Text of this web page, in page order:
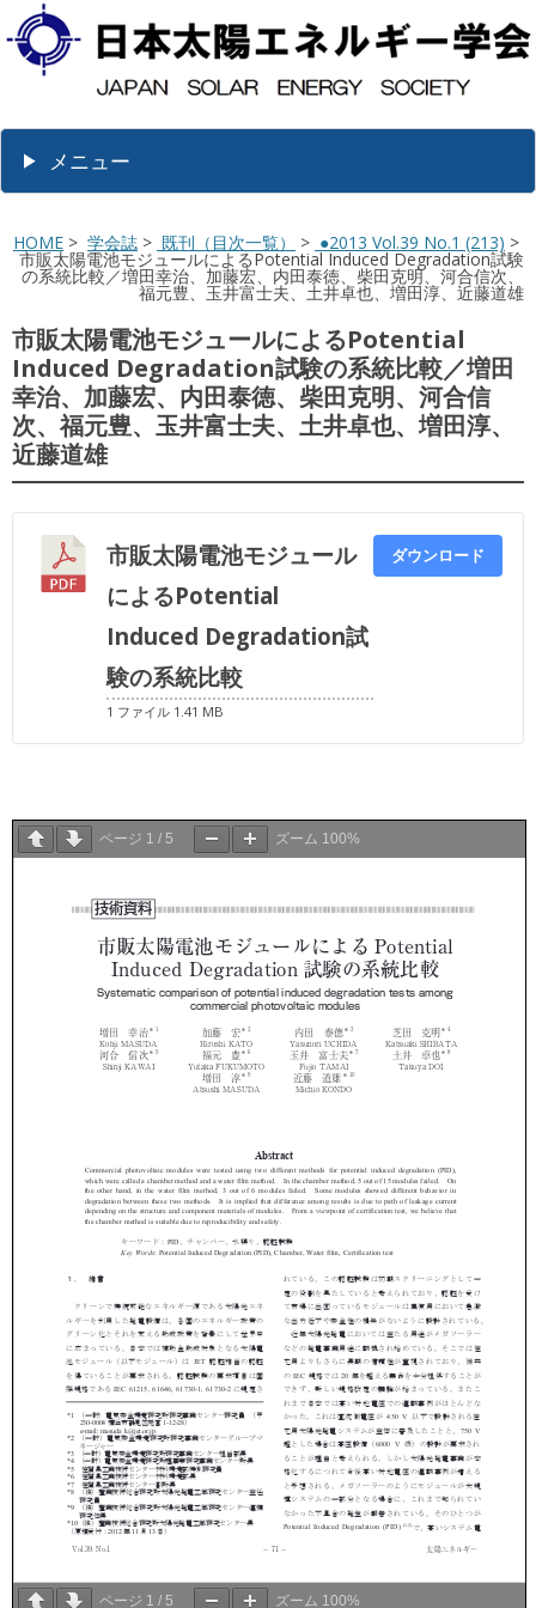
メニュー
HOME > 学会誌 > 既刊（目次一覧） > ●2013 Vol.39 No.1 (213) >
市販太陽電池モジュールによるPotential Induced Degradation試験
の系統比較／増田幸治、加藤宏、内田泰徳、柴田克明、河合信次、
福元豊、玉井富士夫、土井卓也、増田淳、近藤道雄
市販太陽電池モジュールによるPotential
Induced Degradation試験の系統比較／増田
幸治、加藤宏、内田泰徳、柴田克明、河合信
次、福元豊、玉井富士夫、土井卓也、増田淳、
近藤道雄
市販太陽電池モジュール
によるPotential
Induced Degradation試
験の系統比較
1 ファイル 1.41 MB
ダウンロード
ページ 1 / 5 ズーム 100%
ページ 1 / 5 ズーム 100%